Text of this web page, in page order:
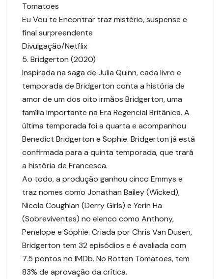
Tomatoes
Eu Vou te Encontrar traz mistério, suspense e
final surpreendente
Divulgação/Netflix
5. Bridgerton (2020)
Inspirada na saga de Julia Quinn, cada livro e
temporada de Bridgerton conta a história de
amor de um dos oito irmãos Bridgerton, uma
família importante na Era Regencial Britânica. A
última temporada foi a quarta e acompanhou
Benedict Bridgerton e Sophie. Bridgerton já está
confirmada para a quinta temporada, que trará
a história de Francesca.
Ao todo, a produção ganhou cinco Emmys e
traz nomes como Jonathan Bailey (Wicked),
Nicola Coughlan (Derry Girls) e Yerin Ha
(Sobreviventes) no elenco como Anthony,
Penelope e Sophie. Criada por Chris Van Dusen,
Bridgerton tem 32 episódios e é avaliada com
7.5 pontos no IMDb. No Rotten Tomatoes, tem
83% de aprovação da crítica.